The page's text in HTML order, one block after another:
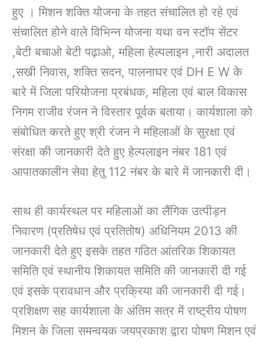
हुए । मिशन शक्ति योजना के तहत संचालित हो रहे एवं
संचालित होने वाले विभिन्न योजना यथा वन स्टॉप सेंटर
,बेटी बचाओ बेटी पढ़ाओ, महिला हेल्पलाइन ,नारी अदालत
,सखी निवास, शक्ति सदन, पालनाघर एवं DH E W के
बारे में जिला परियोजना प्रबंधक, महिला एवं बाल विकास
निगम राजीव रंजन ने विस्तार पूर्वक बताया। कार्यशाला को
संबोधित करते हुए श्री रंजन ने महिलाओं के सुरक्षा एवं
संरक्षा की जानकारी देते हुए हेल्पलाइन नंबर 181 एवं
आपातकालीन सेवा हेतु 112 नंबर के बारे में जानकारी दी।
साथ ही कार्यस्थल पर महिलाओं का लैंगिक उत्पीड़न
निवारण (प्रतिषेध एवं प्रतितोष) अधिनियम 2013 की
जानकारी देते हुए इसके तहत गठित आंतरिक शिकायत
समिति एवं स्थानीय शिकायत समिति की जानकारी दी गई
एवं इसके प्रावधान और प्रक्रिया की जानकारी दी गई।
प्रशिक्षण सह कार्यशाला के अंतिम सत्र में राष्ट्रीय पोषण
मिशन के जिला समन्वयक जयप्रकाश द्वारा पोषण मिशन एवं